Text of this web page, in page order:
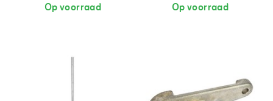
Op voorraad Op voorraad